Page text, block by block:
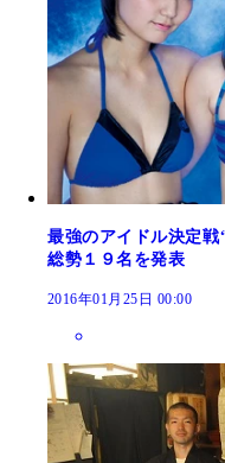
最強のアイドル決定
総勢１９名を発表
2016年01月25日 00:00